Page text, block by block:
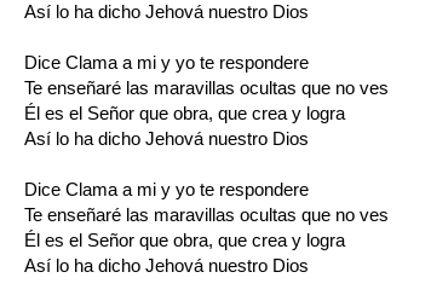
Así lo ha dicho Jehová nuestro Dios
Dice Clama a mi y yo te respondere
Te enseñaré las maravillas ocultas que no ves
Él es el Señor que obra, que crea y logra
Así lo ha dicho Jehová nuestro Dios
Dice Clama a mi y yo te respondere
Te enseñaré las maravillas ocultas que no ves
Él es el Señor que obra, que crea y logra
Así lo ha dicho Jehová nuestro Dios